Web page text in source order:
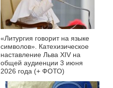
«Литургия говорит на языке
символов». Катехизическое
наставление Льва XIV на
общей аудиенции 3 июня
2026 года (+ ФОТО)